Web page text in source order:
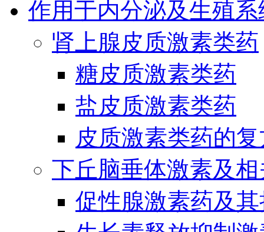
作用于内分泌及生殖
肾上腺皮质激素类药
糖皮质激素类药
盐皮质激素类药
皮质激素类药的
下丘脑垂体激素及
促性腺激素药及